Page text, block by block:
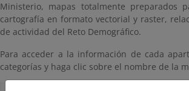
Ministerio, mapas totalmente preparados
cartografía en formato vectorial y raster,
de actividad del Reto Demográfico.
Para acceder a la información de cada
categorías y haga clic sobre el nombre de la